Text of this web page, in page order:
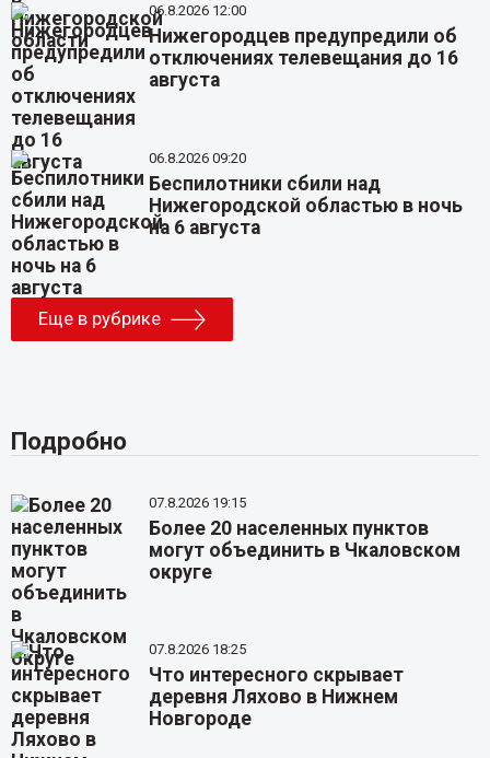
06.8.2026 12:00
Нижегородцев предупредили об
отключениях телевещания до 16
августа
06.8.2026 09:20
Беспилотники сбили над
Нижегородской областью в ночь
на 6 августа
Еще в рубрике
Подробно
07.8.2026 19:15
Более 20 населенных пунктов
могут объединить в Чкаловском
округе
07.8.2026 18:25
Что интересного скрывает
деревня Ляхово в Нижнем
Новгороде